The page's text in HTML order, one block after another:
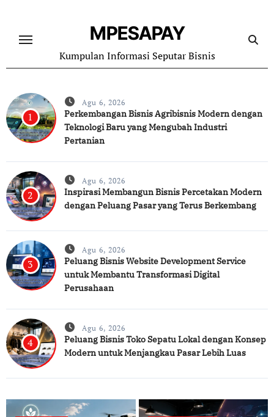
content
MPESAPAY
Kumpulan Informasi Seputar Bisnis
1
Agu 6, 2026
Perkembangan Bisnis Agribisnis Modern dengan
Teknologi Baru yang Mengubah Industri
Pertanian
2
Agu 6, 2026
Inspirasi Membangun Bisnis Percetakan Modern
dengan Peluang Pasar yang Terus Berkembang
3
Agu 6, 2026
Peluang Bisnis Website Development Service
untuk Membantu Transformasi Digital
Perusahaan
4
Agu 6, 2026
Peluang Bisnis Toko Sepatu Lokal dengan Konsep
Modern untuk Menjangkau Pasar Lebih Luas